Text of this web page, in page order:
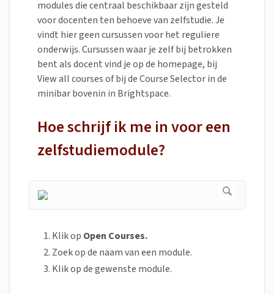
modules die centraal beschikbaar zijn gesteld
voor docenten ten behoeve van zelfstudie. Je
vindt hier geen cursussen voor het reguliere
onderwijs. Cursussen waar je zelf bij betrokken
bent als docent vind je op de homepage, bij
View all courses of bij de Course Selector in de
minibar bovenin in Brightspace.
Hoe schrijf ik me in voor een
zelfstudiemodule?
Klik op Open Courses.
Zoek op de naam van een module.
Klik op de gewenste module.